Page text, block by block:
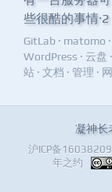
些很酷的事情·2
GitLab · matomo ·
WordPress · 云盘 ·
站 · 文档 · 管理 ·
凝神长
沪ICP备
年之约